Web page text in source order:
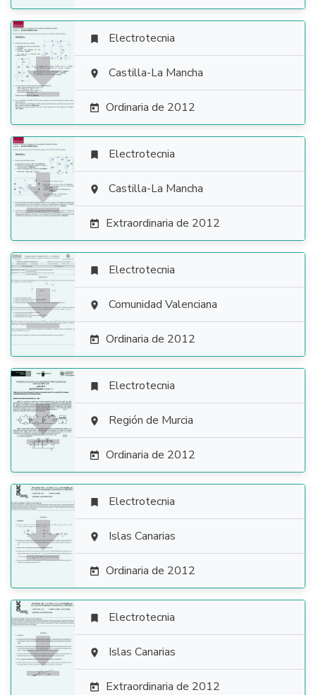

 Electrotecnia
 Castilla-La Mancha
 Ordinaria de 2012

 Electrotecnia
 Castilla-La Mancha
 Extraordinaria de 2012

 Electrotecnia
 Comunidad Valenciana
 Ordinaria de 2012

 Electrotecnia
 Región de Murcia
 Ordinaria de 2012

 Electrotecnia
 Islas Canarias
 Ordinaria de 2012

 Electrotecnia
 Islas Canarias
 Extraordinaria de 2012